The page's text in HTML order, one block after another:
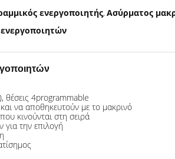
ενεργοποιητής,Ασύρματος
θέσεις 4programmable
να αποθηκευτούν με το μακρινό
κινούνται στη σειρά
για την επιλογή